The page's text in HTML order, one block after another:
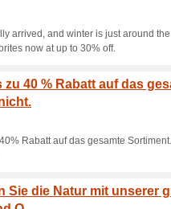
Sie die